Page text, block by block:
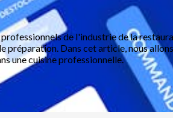
de l'industrie de la
préparation. Dans cet article, nous
une cuisine professionnelle.